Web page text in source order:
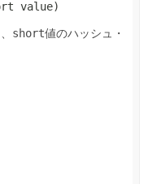
value)
short値のハッシュ・